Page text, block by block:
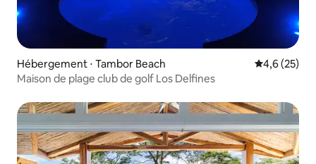
Hébergement ⋅ Tambor Beach Évaluation
4,6 (25)
Maison de plage club de golf Los Delfines